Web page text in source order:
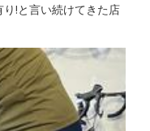
!と言い続けてきた店